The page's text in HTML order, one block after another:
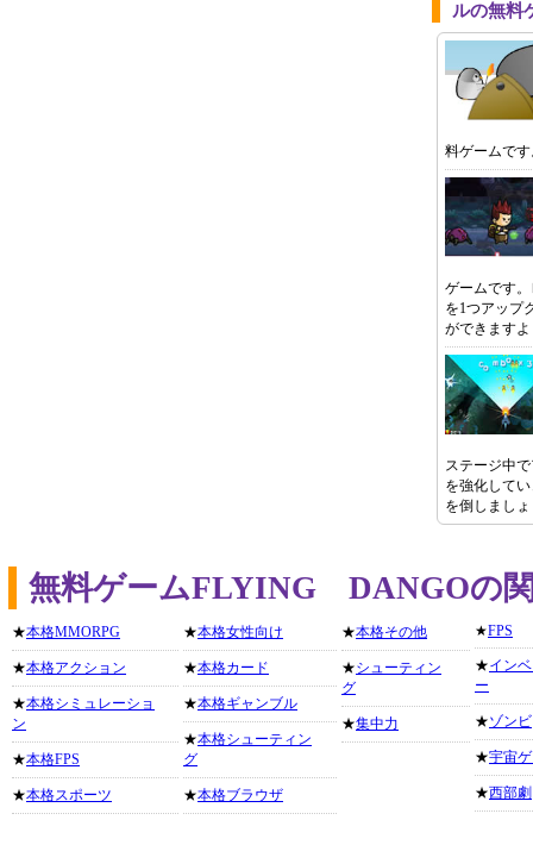
ルの無料
料ゲームで
ゲームです
を1つアップ
ができます
ステージ中
を強化して
を倒しまし
無料ゲームFLYING DANGOの
★本格MMORPG
★本格アクション
★本格シミュレーショ
ン
★本格FPS
★本格スポーツ
★本格女性向け
★本格カード
★本格ギャンブル
★本格シューティン
グ
★本格ブラウザ
★本格その他
★シューティン
グ
★集中力
★FPS
★イン
ー
★ゾンビ
★宇宙
★西部劇